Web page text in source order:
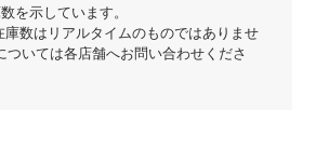
を示しています。
庫数はリアルタイムのものではありませ
ついては各店舗へお問い合わせくださ